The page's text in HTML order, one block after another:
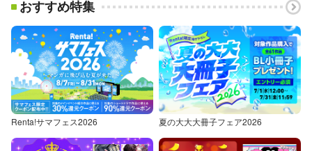
おすすめ特集
Renta!サマフェス2026 夏の大大大冊子フェア2026